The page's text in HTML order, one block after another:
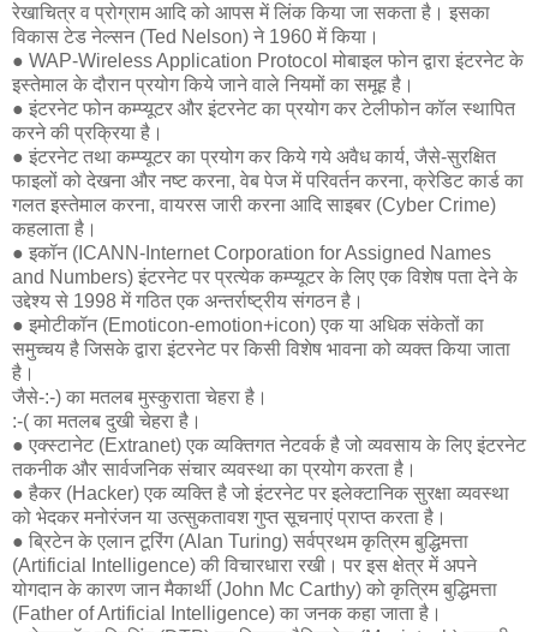
रेखाचित्र व प्रोग्राम आदि को आपस में लिंक किया जा सकता है। इसका
विकास टेड नेल्सन (Ted Nelson) ने 1960 में किया।
● WAP-Wireless Application Protocol मोबाइल फोन द्वारा इंटरनेट के
इस्तेमाल के दौरान प्रयोग किये जाने वाले नियमों का समूह है।
● इंटरनेट फोन कम्प्यूटर और इंटरनेट का प्रयोग कर टेलीफोन कॉल स्थापित
करने की प्रक्रिया है।
● इंटरनेट तथा कम्प्यूटर का प्रयोग कर किये गये अवैध कार्य, जैसे-सुरक्षित
फाइलों को देखना और नष्ट करना, वेब पेज में परिवर्तन करना, क्रेडिट कार्ड का
गलत इस्तेमाल करना, वायरस जारी करना आदि साइबर (Cyber Crime)
कहलाता है।
● इकॉन (ICANN-Internet Corporation for Assigned Names
and Numbers) इंटरनेट पर प्रत्येक कम्प्यूटर के लिए एक विशेष पता देने के
उद्देश्य से 1998 में गठित एक अन्तर्राष्ट्रीय संगठन है।
● इमोटीकॉन (Emoticon-emotion+icon) एक या अधिक संकेतों का
समुच्चय है जिसके द्वारा इंटरनेट पर किसी विशेष भावना को व्यक्त किया जाता
है।
जैसे-:-) का मतलब मुस्कुराता चेहरा है।
:-( का मतलब दुखी चेहरा है।
● एक्स्टानेट (Extranet) एक व्यक्तिगत नेटवर्क है जो व्यवसाय के लिए इंटरनेट
तकनीक और सार्वजनिक संचार व्यवस्था का प्रयोग करता है।
● हैकर (Hacker) एक व्यक्ति है जो इंटरनेट पर इलेक्टानिक सुरक्षा व्यवस्था
को भेदकर मनोरंजन या उत्सुकतावश गुप्त सूचनाएं प्राप्त करता है।
● ब्रिटेन के एलान टूरिंग (Alan Turing) सर्वप्रथम कृत्रिम बुद्धिमत्ता
(Artificial Intelligence) की विचारधारा रखी। पर इस क्षेत्र में अपने
योगदान के कारण जान मैकार्थी (John Mc Carthy) को कृत्रिम बुद्धिमत्ता
(Father of Artificial Intelligence) का जनक कहा जाता है।